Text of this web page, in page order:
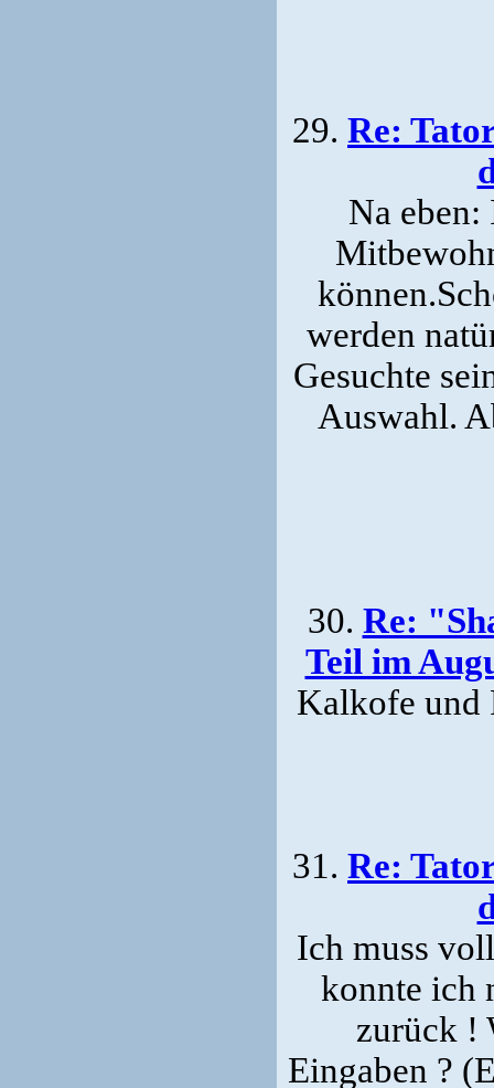
29. Re:
Na eben:
werden
Gesuchte
Auswahl.
30. Re:
Teil im
Kalkofe und
31. Re:
Ich muss
konnte ich
zurück !
Eingaben ?